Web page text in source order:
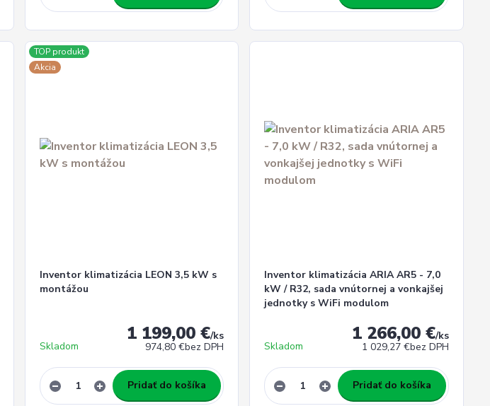
TOP produkt
Akcia
Inventor klimatizácia LEON 3,5 kW s
montážou
1 199,00 €/ks
974,80 €bez DPH
Skladom
Pridať do košíka
Inventor klimatizácia ARIA AR5 - 7,0
kW / R32, sada vnútornej a vonkajšej
jednotky s WiFi modulom
1 266,00 €/ks
1 029,27 €bez DPH
Skladom
Pridať do košíka